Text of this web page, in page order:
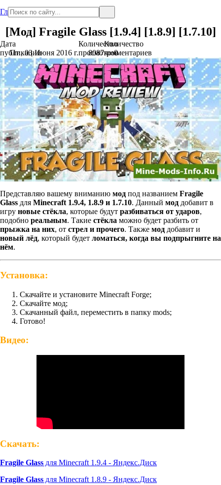
Главная
[Мод] Fragile Glass [1.9.4] [1.8.9] [1.7.10]
Дата
публикации
Пт., 03 Июня 2016 г.
Количество
просмотров
8087
Количество
комментариев
0
Представляю вашему вниманию мод под названием Fragile
Glass для Minecraft 1.9.4, 1.8.9 и 1.7.10. Данный мод добавит в
игру новые стёкла, которые будут разбиваться от ударов,
подобно реальным. Такие стёкла можно будет разбить от
прыжка на них, от стрел и прочего. Также мод добавит и
новый лёд, который будет ломаться, когда вы подпрыгните на
нём.
Установка:
Скачайте и установите Minecraft Forge;
Скачайте мод;
Скачанный файл, переместить в папку mods;
Готово!
Видео:
Скачать:
Fragile Glass для Minecraft 1.9.4 - Яндекс.Диск
Fragile Glass для Minecraft 1.8.9 - Яндекс.Диск